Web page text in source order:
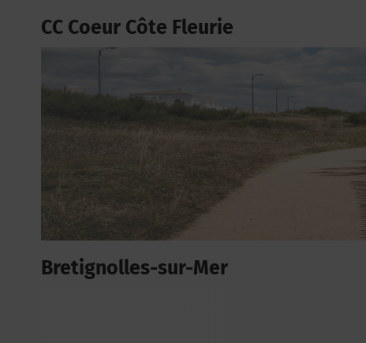
CC Coeur Côte Fleurie
Bretignolles-sur-Mer